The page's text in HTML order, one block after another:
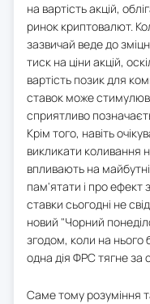
на вартість акцій,
ринок криптовалют.
зазвичай веде до
тиск на ціни акцій,
вартість позик для
ставок може
сприятливо
Крім того, навіть
викликати коливання
впливають на
пам'ятати і про ефект
ставки сьогодні не
новий "Чорний
згодом, коли на нього
одна дія ФРС тягне за
Саме тому розуміння